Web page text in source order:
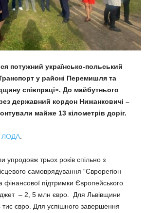
потужний українсько-польський
у районі Перемишля та
співпраці». До майбутнього
державний кордон Нижанковичі –
майже 13 кілометрів доріг.
ЛОДА
упродовж трьох років спільно з
самоврядування “Єврорегіон
фінансової підтримки Європейського
– 2, 5 млн євро. Для Львівщини
євро. Для успішного завершення